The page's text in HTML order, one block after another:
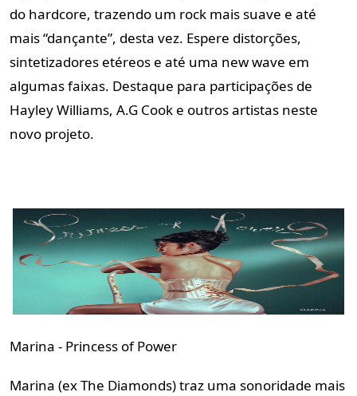
do hardcore, trazendo um rock mais suave e até
mais “dançante”, desta vez. Espere distorções,
sintetizadores etéreos e até uma new wave em
algumas faixas. Destaque para participações de
Hayley Williams, A.G Cook e outros artistas neste
novo projeto.
Marina - Princess of Power
Marina (ex The Diamonds) traz uma sonoridade mais